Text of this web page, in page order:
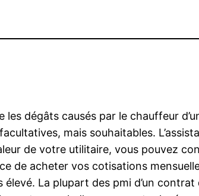
dégâts causés par le chauffeur
mais souhaitables.
de votre utilitaire, vous pouvez
de acheter vos cotisations
La plupart des pmi d’un contrat